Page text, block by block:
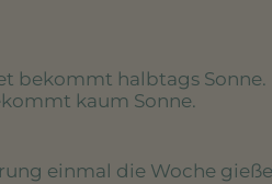
bekommt halbtags Sonne.
kaum Sonne.
einmal die Woche